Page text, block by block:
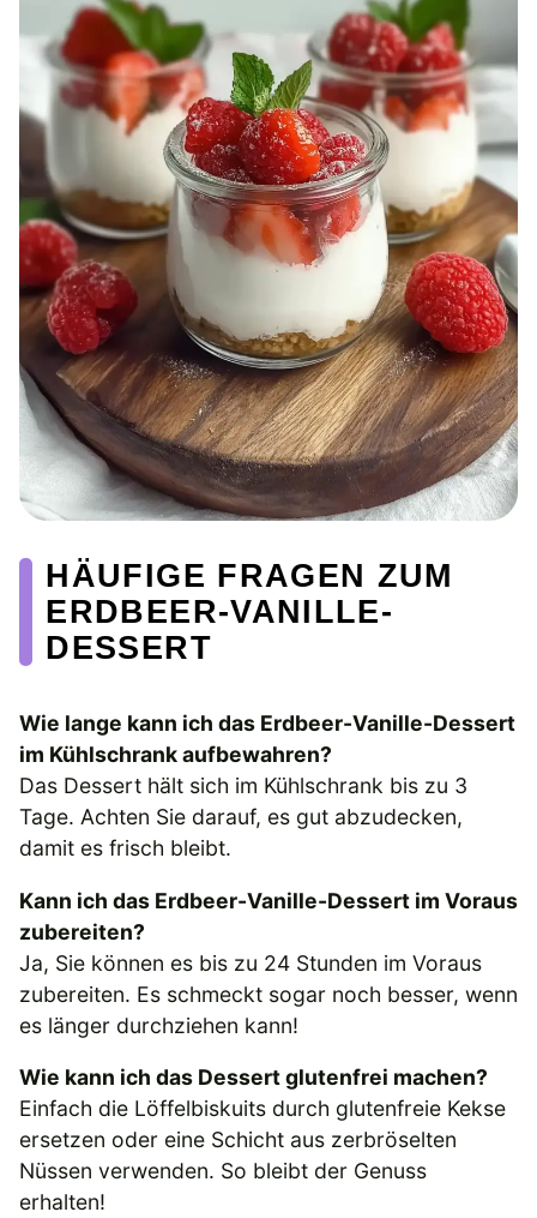
HÄUFIGE FRAGEN ZUM
ERDBEER-VANILLE-
DESSERT
Wie lange kann ich das Erdbeer-Vanille-Dessert
im Kühlschrank aufbewahren?
Das Dessert hält sich im Kühlschrank bis zu 3
Tage. Achten Sie darauf, es gut abzudecken,
damit es frisch bleibt.
Kann ich das Erdbeer-Vanille-Dessert im Voraus
zubereiten?
Ja, Sie können es bis zu 24 Stunden im Voraus
zubereiten. Es schmeckt sogar noch besser, wenn
es länger durchziehen kann!
Wie kann ich das Dessert glutenfrei machen?
Einfach die Löffelbiskuits durch glutenfreie Kekse
ersetzen oder eine Schicht aus zerbröselten
Nüssen verwenden. So bleibt der Genuss
erhalten!